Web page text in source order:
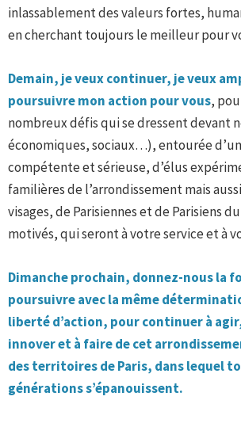
inlassablement des valeurs fortes,
en cherchant toujours le meilleur pour
Demain, je veux continuer, je veux
poursuivre mon action pour vous,
nombreux défis qui se dressent devant
économiques, sociaux…), entourée
compétente et sérieuse, d’élus
familières de l’arrondissement mais
visages, de Parisiennes et de Parisiens
motivés, qui seront à votre service et à
Dimanche prochain, donnez-nous la
poursuivre avec la même
liberté d’action, pour continuer à
innover et à faire de cet
des territoires de Paris, dans lequel
générations s’épanouissent.